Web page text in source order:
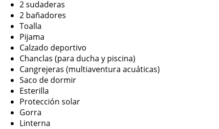
2 sudaderas
2 bañadores
Toalla
Pijama
Calzado deportivo
Chanclas (para ducha y piscina)
Cangrejeras (multiaventura acuáticas)
Saco de dormir
Esterilla
Protección solar
Gorra
Linterna